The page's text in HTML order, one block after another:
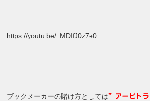
https://youtu.be/_MDIfJ0z7e0
ブックメーカーの賭け方としては”アービトラ